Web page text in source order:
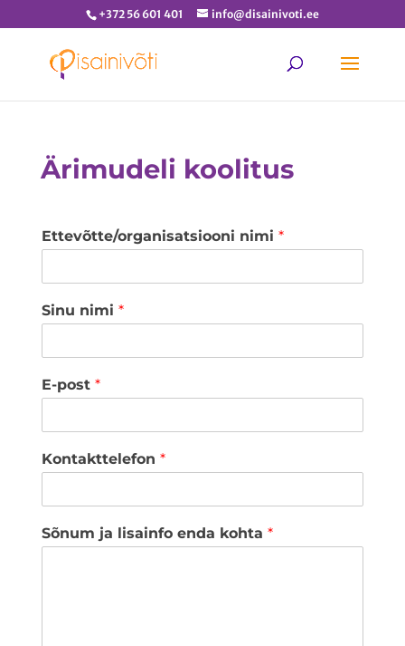
+372 56 601 401 info@disainivoti.ee
Ärimudeli koolitus
Ettevõtte/organisatsiooni nimi *
Sinu nimi *
E-post *
Kontakttelefon *
Sõnum ja lisainfo enda kohta *